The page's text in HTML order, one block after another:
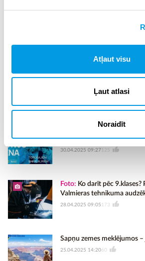
Atļaut visu
Ļaut atlasi
Noraidīt
Pieteikšanās līdz 10.05.2025.:
uzvārdu, pārstāvēto iestādi un amatu).
Konferences programma pieejama
Vecāki, pievērsiet
05.05.2025 00:4453
dienā - 10. maijā!
30.04.2025 09:27125
Foto: Ko darīt pēc 9.klases?
Valmieras tehnikuma
28.04.2025 09:05 173
Sapņu zemes meklējumos
25.04.2025 14:2060